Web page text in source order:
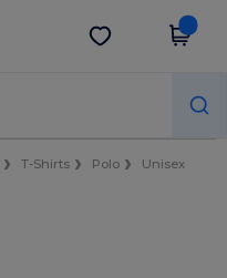
Stáhnout app
T-Shirts Polo
Unisex